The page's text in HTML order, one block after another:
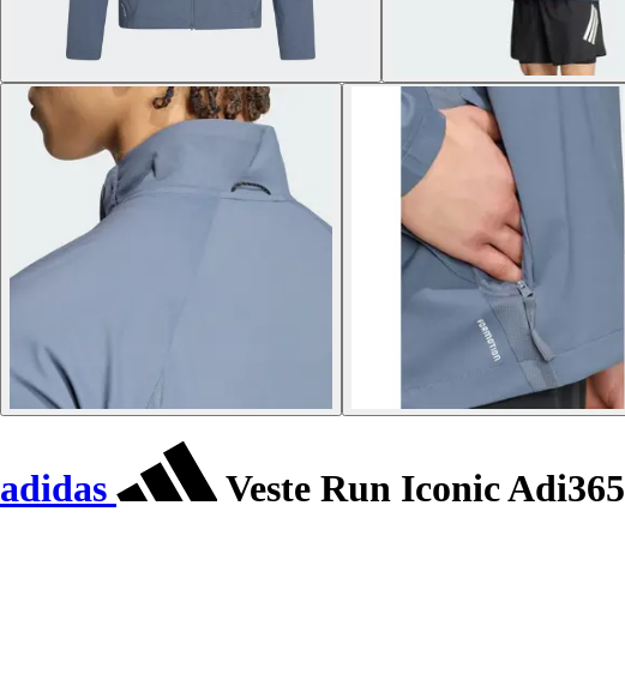
adidas Veste Run Iconic Adi365